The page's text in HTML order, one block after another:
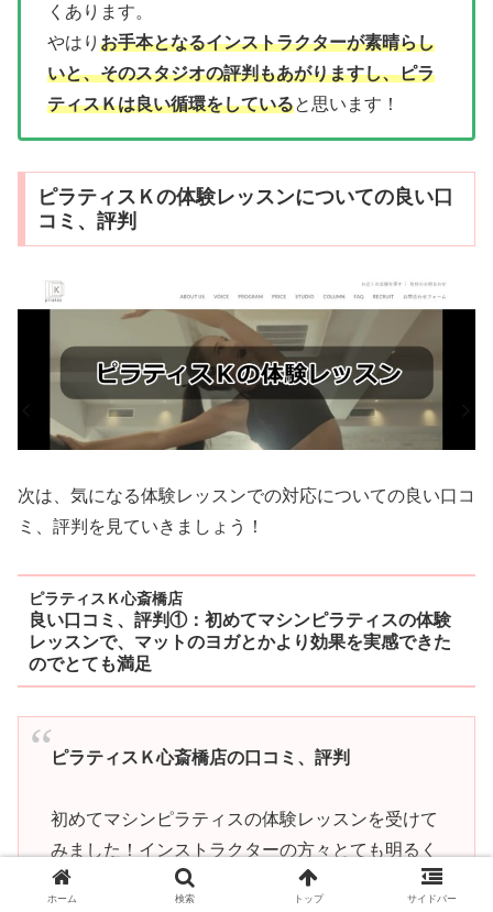
くあります。
やはり お手本となるインストラクターが素晴らし
いと、そのスタジオの評判もあがりますし、ピラ
ティスＫは良い循環をしていると思います！
ピラティスＫの体験レッスンについての良い口
コミ、評判
次は、気になる体験レッスンでの対応についての良い口コ
ミ、評判を見ていきましょう！
ピラティスＫ心斎橋店
良い口コミ、評判①：初めてマシンピラティスの体験
レッスンで、マットのヨガとかより効果を実感できた
のでとても満足
ピラティスＫ心斎橋店の口コミ、評判
初めてマシンピラティスの体験レッスンを受けて
みました！インストラクターの方々とても明るく
親切に教えていただいたので分かりやすかったで
ホーム 検索 トップ サイドバー